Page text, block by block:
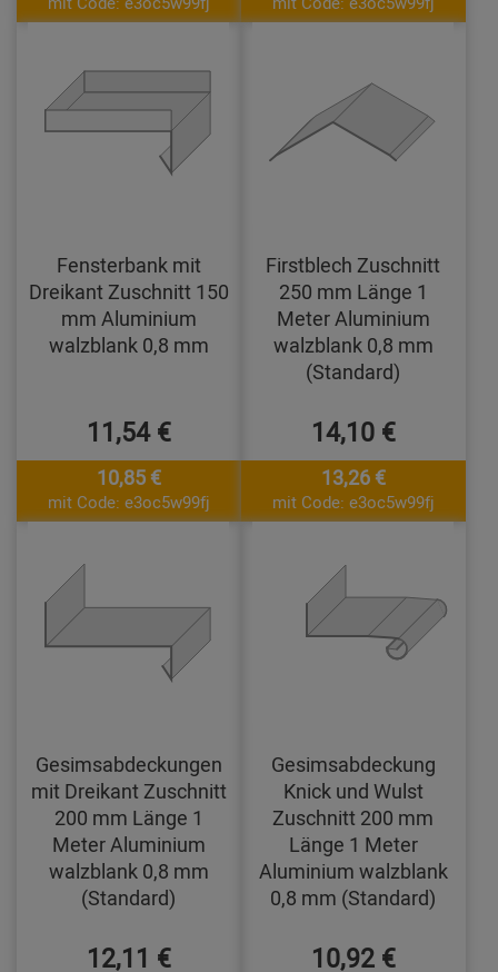
Fensterbank mit
Dreikant Zuschnitt 150
mm Aluminium
walzblank 0,8 mm
11,54 €
10,85 €
mit Code: e3oc5w99fj
Firstblech Zuschnitt
250 mm Länge 1
Meter Aluminium
walzblank 0,8 mm
(Standard)
14,10 €
13,26 €
mit Code: e3oc5w99fj
Gesimsabdeckungen
mit Dreikant Zuschnitt
200 mm Länge 1
Meter Aluminium
walzblank 0,8 mm
(Standard)
12,11 €
Gesimsabdeckung
Knick und Wulst
Zuschnitt 200 mm
Länge 1 Meter
Aluminium walzblank
0,8 mm (Standard)
10,92 €